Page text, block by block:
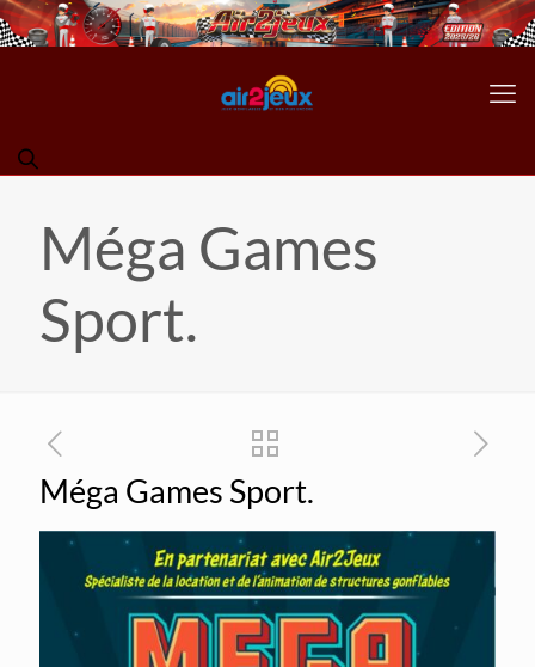
Méga Games
Sport.
Méga Games Sport.